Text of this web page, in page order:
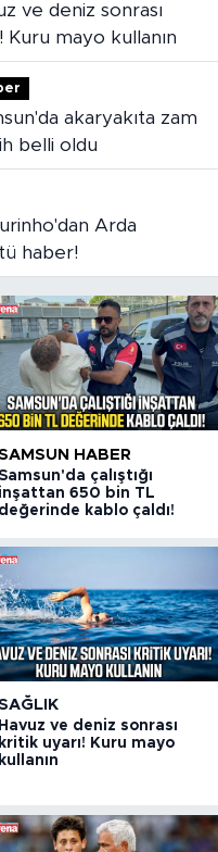
Kuru mayo kullanın
belli oldu
haber!
HABER
çalıştığı
inşattan 650 bin TL
değerinde kablo çaldı!
Havuz ve deniz sonrası
kritik uyarı! Kuru mayo
kullanın